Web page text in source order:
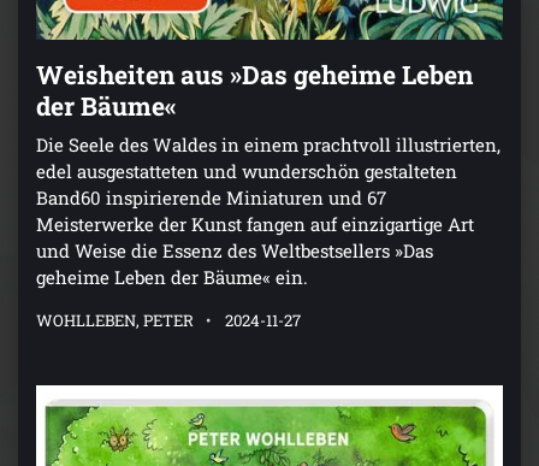
Weisheiten aus »Das geheime Leben
der Bäume«
Die Seele des Waldes in einem prachtvoll illustrierten,
edel ausgestatteten und wunderschön gestalteten
Band60 inspirierende Miniaturen und 67
Meisterwerke der Kunst fangen auf einzigartige Art
und Weise die Essenz des Weltbestsellers »Das
geheime Leben der Bäume« ein.
WOHLLEBEN, PETER 2024-11-27